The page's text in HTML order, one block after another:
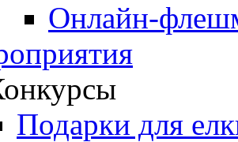
Онлайн-
Подарки для